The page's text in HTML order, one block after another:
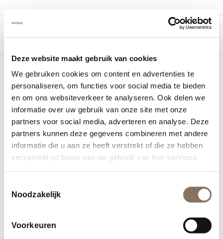
Deze website maakt gebruik van cookies
We gebruiken cookies om content en advertenties te
personaliseren, om functies voor social media te bieden
en om ons websiteverkeer te analyseren. Ook delen we
informatie over uw gebruik van onze site met onze
partners voor social media, adverteren en analyse. Deze
partners kunnen deze gegevens combineren met andere
informatie die u aan ze heeft verstrekt of die ze hebben
verzameld op basis van uw gebruik van hun services.
Noodzakelijk
Voorkeuren
TAG ARCHIEF VAN:
HOPPENHOF